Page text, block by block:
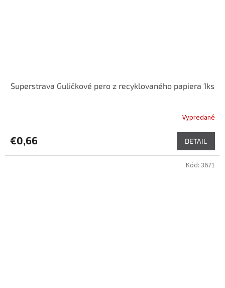
Superstrava Guličkové pero z recyklovaného papiera 1ks
Vypredané
€0,66 DETAIL
Kód: 3671